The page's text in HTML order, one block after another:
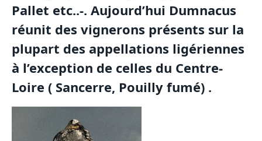
Pallet etc..-. Aujourd’hui Dumnacus
réunit des vignerons présents sur la
plupart des appellations ligériennes
à l’exception de celles du Centre-
Loire ( Sancerre, Pouilly fumé) .